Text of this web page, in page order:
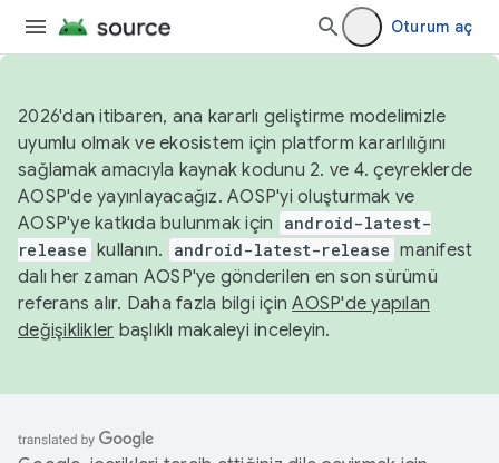
Oturum aç
2026'dan itibaren, ana kararlı geliştirme modelimizle
uyumlu olmak ve ekosistem için platform kararlılığını
sağlamak amacıyla kaynak kodunu 2. ve 4. çeyreklerde
AOSP'de yayınlayacağız. AOSP'yi oluşturmak ve
AOSP'ye katkıda bulunmak için
android-latest-
release kullanın. android-latest-release manifest
dalı her zaman AOSP'ye gönderilen en son sürümü
referans alır. Daha fazla bilgi içinAOSP'de yapılan
değişiklikler başlıklı makaleyi inceleyin.